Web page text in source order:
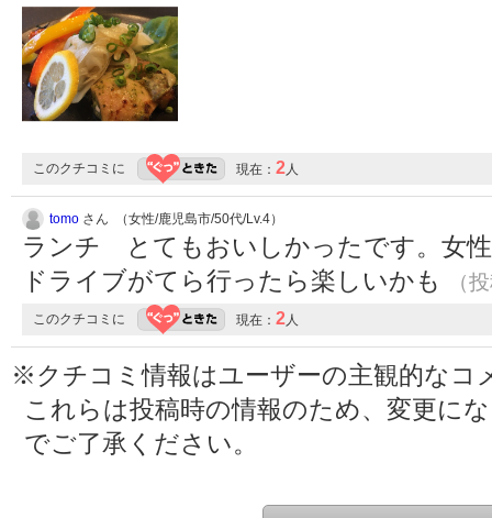
このクチコミに 現在： 2人
tomo さん （女性/鹿児島市/50代/Lv.4）
ランチ とてもおいしかったです。女
ドライブがてら行ったら楽しいかも
（
このクチコミに 現在： 2人
※クチコミ情報はユーザーの主観的なコ
これらは投稿時の情報のため、変更に
でご了承ください。